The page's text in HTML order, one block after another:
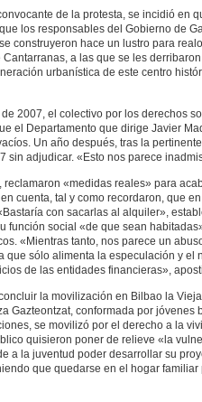
de la protesta, se incidió en
los responsables del Gobierno de
construyeron hace un lustro para
a las que se les
urbanística de este centro
2007, el colectivo por los derechos
el Departamento que dirige Javier
Un año después, tras la
sin adjudicar. «Esto nos parece
reclamaron «medidas reales» para
cuenta, tal y como recordaron, que
con sacarlas al alquiler»,
función social «de que sean
«Mientras tanto, nos parece un
que sólo alimenta la especulación y el
de las entidades financieras»,
la movilización en Bilbao la
Gazteontzat, conformada por jóvenes
se movilizó por el derecho a la
quisieron poner de relieve «la
a la juventud poder desarrollar su
que quedarse en el hogar familiar